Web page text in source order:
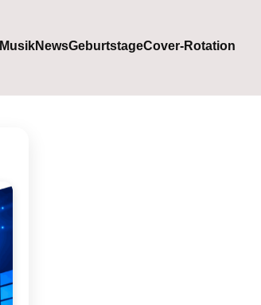
MusikNewsGeburtstageCover-Rotation